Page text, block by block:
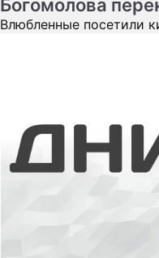
Богомолова
Влюбленные посетили